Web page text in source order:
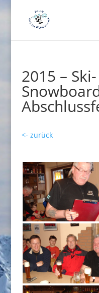
2015 –
<- zurück